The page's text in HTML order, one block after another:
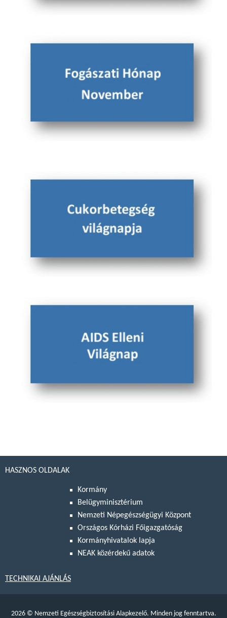
HASZNOS OLDALAK
Kormány
Belügyminisztérium
Nemzeti Népegészségügyi Központ
Országos Kórházi Főigazgatóság
Kormányhivatalok lapja
NEAK közérdekű adatok
TECHNIKAI AJÁNLÁS
2026 © Nemzeti Egészségbiztosítási Alapkezelő. Minden jog fenntartva.